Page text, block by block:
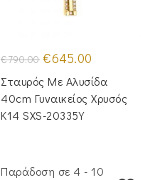
€790.00 Original
price
was:
€790.00.
€645.00
τιμή
είναι:
€645.00.
Σταυρός Mε Aλυσίδα
40cm Γυναικείος Χρυσός
Κ14 SXS-20335Y
Παράδοση σε 4 - 10